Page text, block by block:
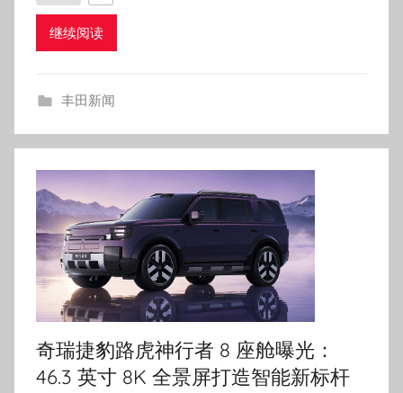
继续阅读
丰田新闻
奇瑞捷豹路虎神行者 8 座舱曝光：
46.3 英寸 8K 全景屏打造智能新标杆